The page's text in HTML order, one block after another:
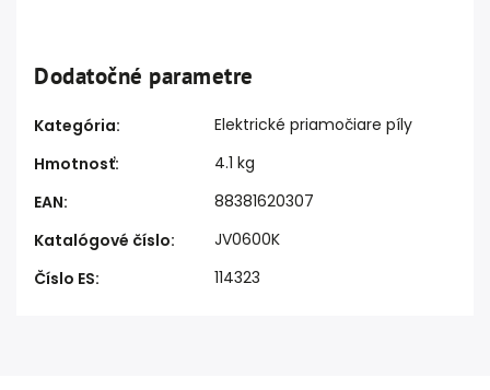
Dodatočné parametre
Kategória:
Elektrické priamočiare píly
Hmotnosť:
4.1 kg
EAN:
88381620307
Katalógové číslo:
JV0600K
Číslo ES: 114323